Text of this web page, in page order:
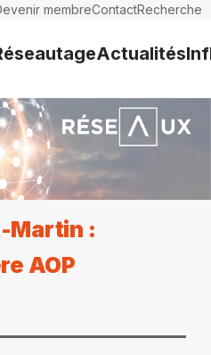
membreContactRecherche
Actualités
Martin :
AOP